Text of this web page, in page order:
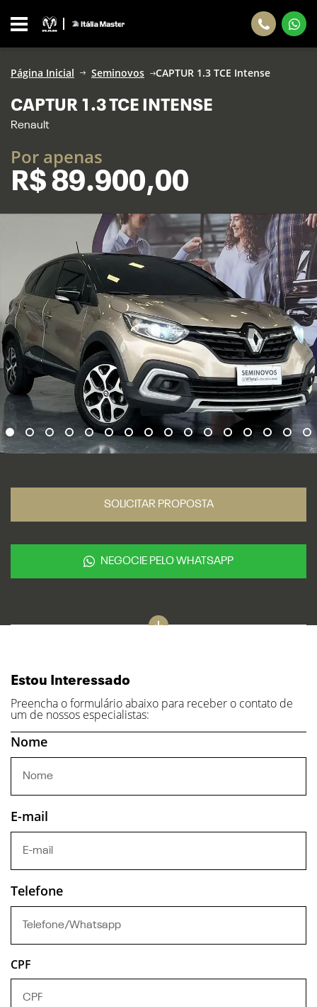
Página Inicial Seminovos CAPTUR 1.3 TCE Intense
CAPTUR 1.3 TCE INTENSE
Renault
Por apenas
R$ 89.900,00
SOLICITAR PROPOSTA
NEGOCIE PELO WHATSAPP
Estou Interessado
Preencha o formulário abaixo para receber o contato de
um de nossos especialistas:
Nome
E-mail
Telefone
CPF